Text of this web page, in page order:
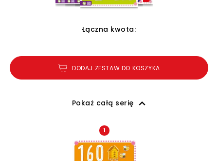
Łączna kwota:
DODAJ ZESTAW DO KOSZYKA
Pokaż całą serię
1